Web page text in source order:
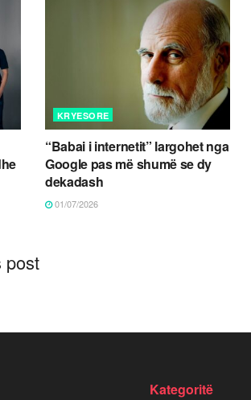
KRYESORE
“Babai i internetit” largohet nga
Google pas më shumë se dy
dekadash
01/07/2026
post
Kategoritë